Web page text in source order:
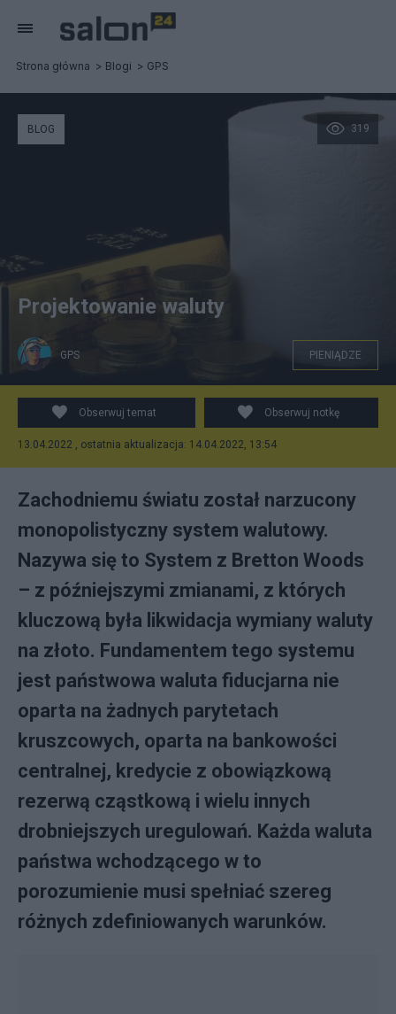
Strona główna Blogi GPS
319
BLOG
Projektowanie waluty
GPS PIENIĄDZE
Obserwuj temat Obserwuj notkę
13.04.2022 , ostatnia aktualizacja: 14.04.2022, 13:54
Zachodniemu światu został narzucony
monopolistyczny system walutowy.
Nazywa się to System z Bretton Woods
– z późniejszymi zmianami, z których
kluczową była likwidacja wymiany waluty
na złoto. Fundamentem tego systemu
jest państwowa waluta fiducjarna nie
oparta na żadnych parytetach
kruszcowych, oparta na bankowości
centralnej, kredycie z obowiązkową
rezerwą cząstkową i wielu innych
drobniejszych uregulowań. Każda waluta
państwa wchodzącego w to
porozumienie musi spełniać szereg
różnych zdefiniowanych warunków.